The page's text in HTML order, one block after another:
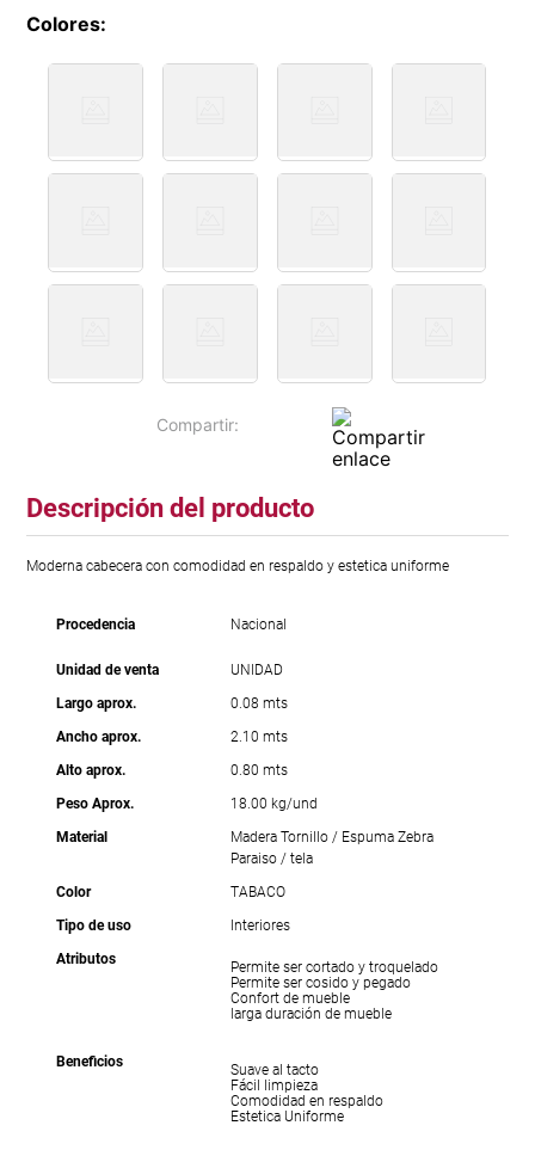
Colores
Descripción del producto
Moderna cabecera con comodidad en respaldo y estetica uniforme
Procedencia Nacional
Unidad de venta
UNIDAD
Largo aprox.
0.08 mts
Ancho aprox.
2.10 mts
Alto aprox.
0.80 mts
Peso Aprox.
18.00 kg/und
Material
Madera Tornillo / Espuma Zebra
Paraiso / tela
Color
TABACO
Tipo de uso
Interiores
Atributos
Permite ser cortado y troquelado
Permite ser cosido y pegado
Confort de mueble
larga duración de mueble
Beneficios
Suave al tacto
Fácil limpieza
Comodidad en respaldo
Estetica Uniforme